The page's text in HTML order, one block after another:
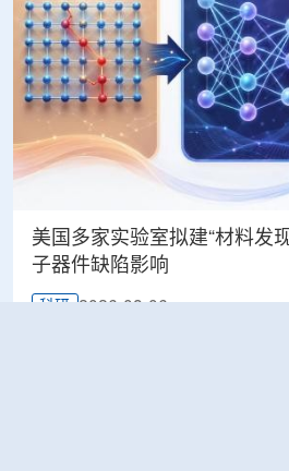
美国多家实验室拟建“材料发
子器件缺陷影响
科研 2026-08-06